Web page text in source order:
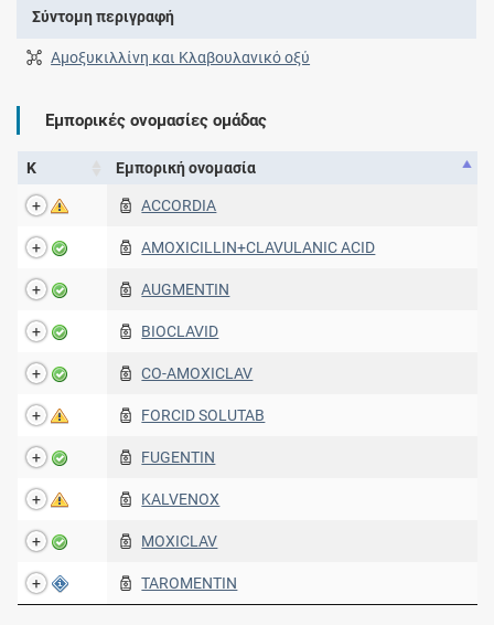
Σύντομη περιγραφή
Αμοξυκιλλίνη και Κλαβουλανικό οξύ
Εμπορικές ονομασίες ομάδας
Κ Εμπορική ονομασία
ACCORDIA
AMOXICILLIN+CLAVULANIC ACID
AUGMENTIN
BIOCLAVID
CO-AMOXICLAV
FORCID SOLUTAB
FUGENTIN
KALVENOX
MOXICLAV
TAROMENTIN